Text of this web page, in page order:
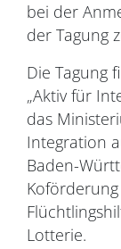
bei der
der Tagung
Die Tagung
„Aktiv für
das
Integration
Baden-
Lotterie.